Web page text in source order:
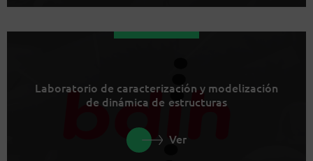
Laboratorio de caracterización y modelización
de dinámica de estructuras
Ver